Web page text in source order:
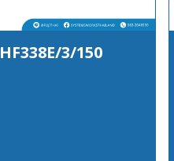
HF338E/3/150